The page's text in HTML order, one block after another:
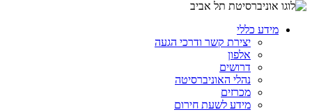
מידע כללי
יצירת קשר ודרכי הגעה
אלפון
דרושים
נהלי האוניברסיטה
מכרזים
מידע לשעת חירום